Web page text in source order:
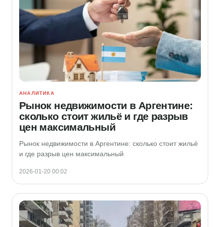
АНАЛИТИКА
Рынок недвижимости в Аргентине:
сколько стоит жильё и где разрыв
цен максимальный
Рынок недвижимости в Аргентине: сколько стоит жильё
и где разрыв цен максимальный
2026-01-20 00:02